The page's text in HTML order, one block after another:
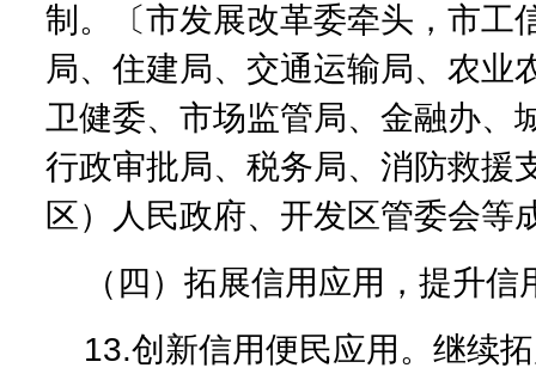
制。〔市发展改革委牵头，市工
局、住建局、交通运输局、农业
卫健委、市场监管局、金融办、
行政审批局、税务局、消防救援
区）人民政府、开发区管委会等
（四）拓展信用应用，提升
13.创新信用便民应用。继续